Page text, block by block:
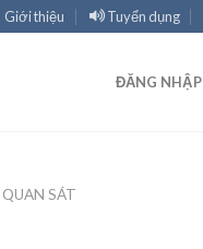
Giới thiệu Tuyển dụng
ĐĂNG NHẬP
SÁT